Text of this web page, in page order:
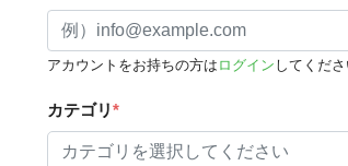
アカウントをお持ちの方は ログイン してくだ
カテゴリ*